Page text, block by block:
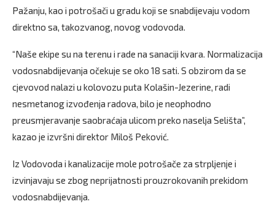
Pažanju, kao i potrošači u gradu koji se snabdijevaju vodom
direktno sa, takozvanog, novog vodovoda.
“Naše ekipe su na terenu i rade na sanaciji kvara. Normalizacija
vodosnabdijevanja očekuje se oko 18 sati. S obzirom da se
cjevovod nalazi u kolovozu puta Kolašin-Jezerine, radi
nesmetanog izvođenja radova, bilo je neophodno
preusmjeravanje saobraćaja ulicom preko naselja Selišta”,
kazao je izvršni direktor Miloš Peković.
Iz Vodovoda i kanalizacije mole potrošače za strpljenje i
izvinjavaju se zbog neprijatnosti prouzrokovanih prekidom
vodosnabdijevanja.